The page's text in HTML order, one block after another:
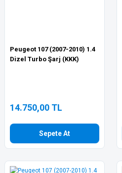
Peugeot 107 (2007-2010) 1.4
Dizel Turbo Şarj (KKK)
14.750,00 TL
Sepete At